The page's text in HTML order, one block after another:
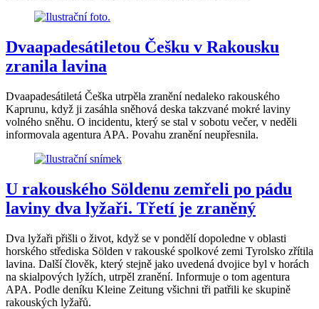
Dvaapadesátiletou Češku v Rakousku
zranila lavina
Dvaapadesátiletá Češka utrpěla zranění nedaleko rakouského
Kaprunu, když ji zasáhla sněhová deska takzvané mokré laviny
volného sněhu. O incidentu, který se stal v sobotu večer, v neděli
informovala agentura APA. Povahu zranění neupřesnila.
U rakouského Söldenu zemřeli po pádu
laviny dva lyžaři. Třetí je zraněný
Dva lyžaři přišli o život, když se v pondělí dopoledne v oblasti
horského střediska Sölden v rakouské spolkové zemi Tyrolsko zřítila
lavina. Další člověk, který stejně jako uvedená dvojice byl v horách
na skialpových lyžích, utrpěl zranění. Informuje o tom agentura
APA. Podle deníku Kleine Zeitung všichni tři patřili ke skupině
rakouských lyžařů.